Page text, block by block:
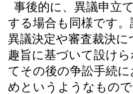
事後的に、異議申立
する場合も同様です
異議決定や審査裁決
趣旨に基づいて設け
てその後の争訟手続
めというようなもの